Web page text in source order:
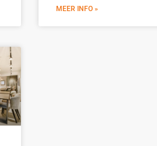
MEER INFO »